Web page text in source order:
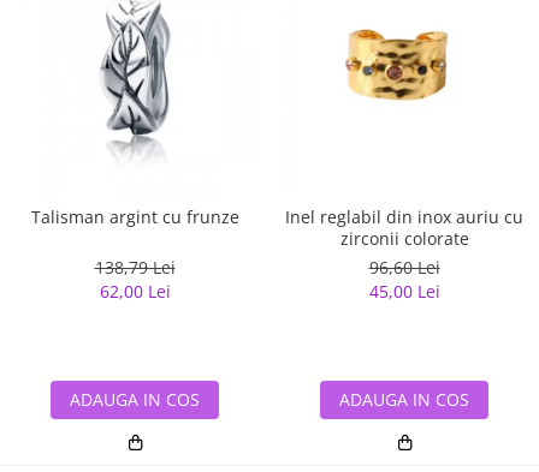
Talisman argint cu frunze
138,79 Lei
62,00 Lei
ADAUGA IN COS
Inel reglabil din inox auriu cu
zirconii colorate
96,60 Lei
45,00 Lei
ADAUGA IN COS